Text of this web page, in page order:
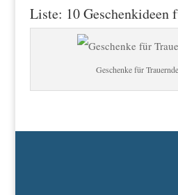
Liste: 10 Geschenkideen
Geschenke für Trauernde